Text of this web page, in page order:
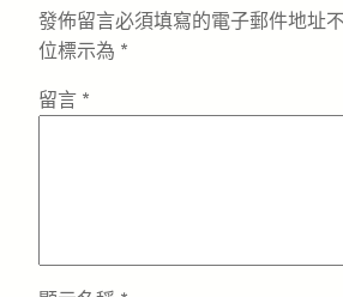
發佈留言必須填寫的電子郵件地址
位標示為 *
留言 *